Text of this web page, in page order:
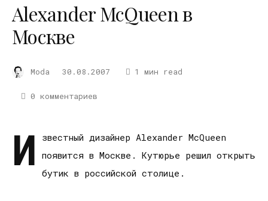
Alexander McQueen в
Москве
Moda 30.08.2007 1 мин read
0 комментариев
И
звестный дизайнер Alexander McQueen
появится в Москве. Кутюрье решил открыть
бутик в российской столице.